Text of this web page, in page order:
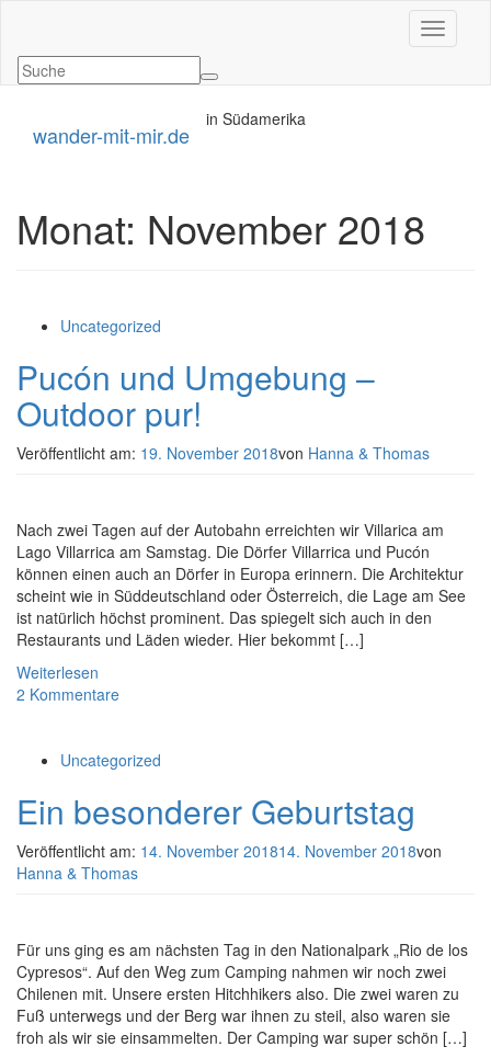
wander-mit-mir.de
in Südamerika
Monat: November 2018
Uncategorized
Pucón und Umgebung –
Outdoor pur!
Veröffentlicht am: 19. November 2018von Hanna & Thomas
Nach zwei Tagen auf der Autobahn erreichten wir Villarica am
Lago Villarrica am Samstag. Die Dörfer Villarrica und Pucón
können einen auch an Dörfer in Europa erinnern. Die Architektur
scheint wie in Süddeutschland oder Österreich, die Lage am See
ist natürlich höchst prominent. Das spiegelt sich auch in den
Restaurants und Läden wieder. Hier bekommt […]
Weiterlesen
2 Kommentare
Uncategorized
Ein besonderer Geburtstag
Veröffentlicht am: 14. November 201814. November 2018von
Hanna & Thomas
Für uns ging es am nächsten Tag in den Nationalpark „Rio de los
Cypresos“. Auf den Weg zum Camping nahmen wir noch zwei
Chilenen mit. Unsere ersten Hitchhikers also. Die zwei waren zu
Fuß unterwegs und der Berg war ihnen zu steil, also waren sie
froh als wir sie einsammelten. Der Camping war super schön […]